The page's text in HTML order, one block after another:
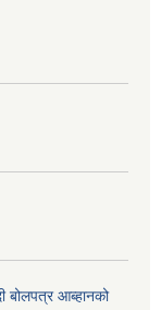
बोलपत्र आब्हानको